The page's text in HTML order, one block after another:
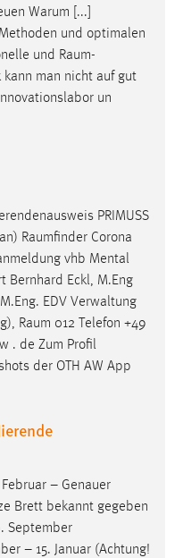
Warum [...]
und optimalen
und Raum-
man nicht auf gut
un
PRIMUSS
Raumfinder Corona
vhb Mental
Bernhard Eckl, M.Eng
EDV Verwaltung
Raum 012 Telefon +49
. de Zum Profil
der OTH AW App
– Genauer
Brett bekannt gegeben
September
– 15. Januar (Achtung!